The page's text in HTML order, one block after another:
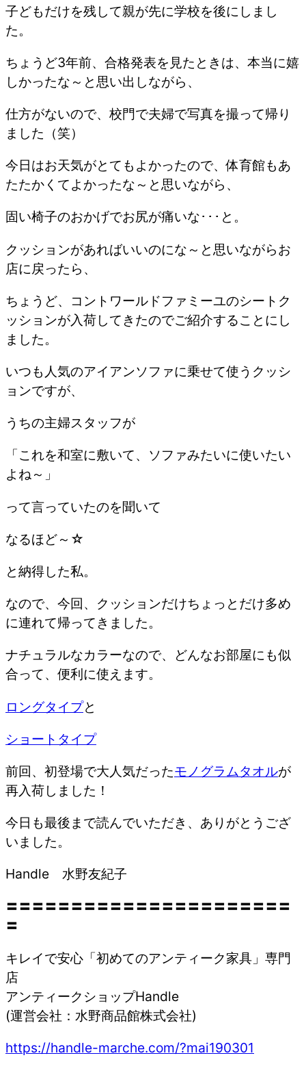
子どもだけを残して親が先に学校を後にしまし
た。
ちょうど3年前、合格発表を見たときは、本当に嬉
しかったな～と思い出しながら、
仕方がないので、校門で夫婦で写真を撮って帰り
ました（笑）
今日はお天気がとてもよかったので、体育館もあ
たたかくてよかったな～と思いながら、
固い椅子のおかげでお尻が痛いな･･･と。
クッションがあればいいのにな～と思いながらお
店に戻ったら、
ちょうど、コントワールドファミーユのシートク
ッションが入荷してきたのでご紹介することにし
ました。
いつも人気のアイアンソファに乗せて使うクッシ
ョンですが、
うちの主婦スタッフが
「これを和室に敷いて、ソファみたいに使いたい
よね～」
って言っていたのを聞いて
なるほど～☆
と納得した私。
なので、今回、クッションだけちょっとだけ多め
に連れて帰ってきました。
ナチュラルなカラーなので、どんなお部屋にも似
合って、便利に使えます。
ロングタイプと
ショートタイプ
前回、初登場で大人気だったモノグラムタオルが
再入荷しました！
今日も最後まで読んでいただき、ありがとうござ
いました。
Handle 水野友紀子
〓〓〓〓〓〓〓〓〓〓〓〓〓〓〓〓〓〓〓〓〓〓
〓
キレイで安心「初めてのアンティーク家具」専門
店
アンティークショップHandle
(運営会社：水野商品館株式会社)
https://handle-marche.com/?mai190301